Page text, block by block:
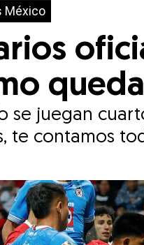
México
se juegan
te contamos